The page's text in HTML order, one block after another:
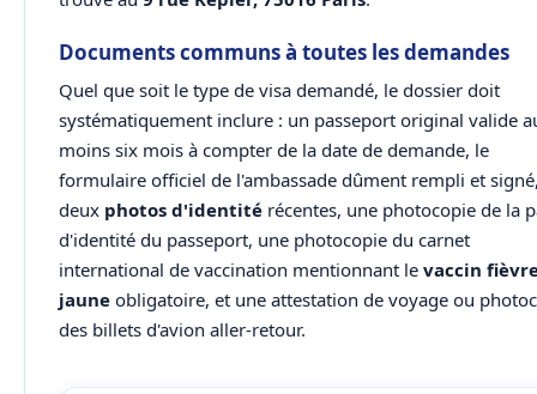
Documents communs à toutes les demandes
Quel que soit le type de visa demandé, le dossier doit
systématiquement inclure : un passeport original valide
moins six mois à compter de la date de demande, le
formulaire officiel de l'ambassade dûment rempli et
deux photos d'identité récentes, une photocopie de la
d'identité du passeport, une photocopie du carnet
international de vaccination mentionnant le vaccin
jaune obligatoire, et une attestation de voyage ou
des billets d'avion aller-retour.